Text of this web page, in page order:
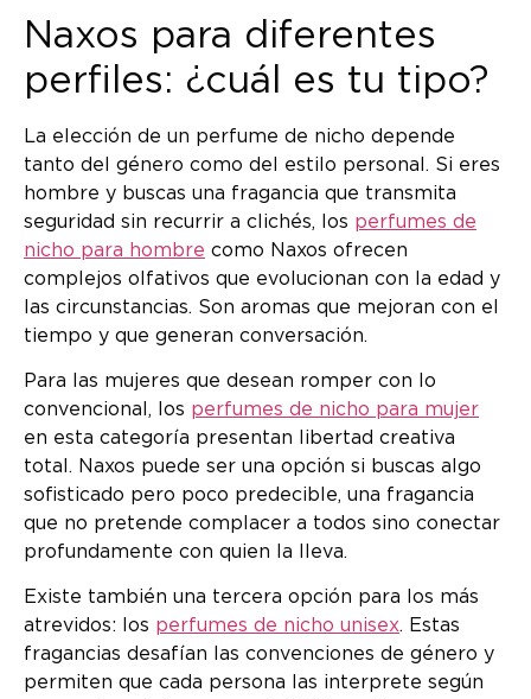
Naxos para diferentes
perfiles: ¿cuál es tu tipo?
La elección de un perfume de nicho depende
tanto del género como del estilo personal. Si eres
hombre y buscas una fragancia que transmita
seguridad sin recurrir a clichés, los perfumes de
nicho para hombre como Naxos ofrecen
complejos olfativos que evolucionan con la edad y
las circunstancias. Son aromas que mejoran con el
tiempo y que generan conversación.
Para las mujeres que desean romper con lo
convencional, los perfumes de nicho para mujer
en esta categoría presentan libertad creativa
total. Naxos puede ser una opción si buscas algo
sofisticado pero poco predecible, una fragancia
que no pretende complacer a todos sino conectar
profundamente con quien la lleva.
Existe también una tercera opción para los más
atrevidos: los perfumes de nicho unisex. Estas
fragancias desafían las convenciones de género y
permiten que cada persona las interprete según